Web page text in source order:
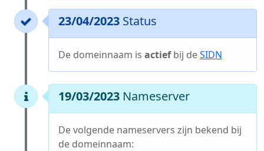
23/04/2023 Status
De domeinnaam is actiefbij deSIDN
19/03/2023 Nameserver
De volgende nameservers zijn bekend bij
de domeinnaam: